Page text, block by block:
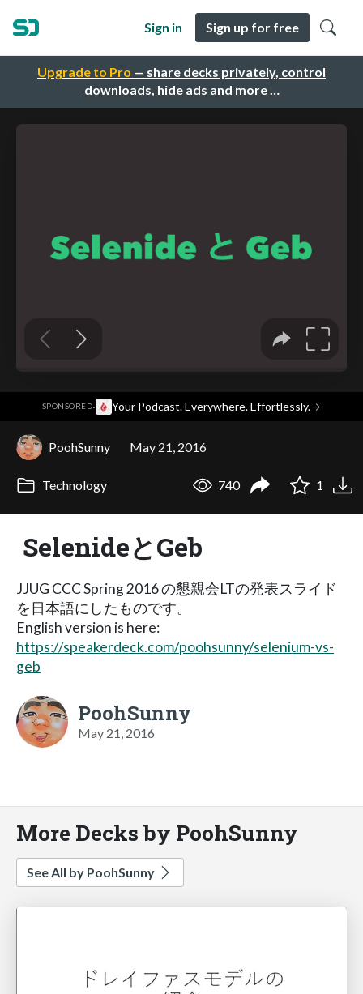
Upgrade to Pro — share decks privately, control
downloads, hide ads and more …
Sign in Sign up for free
SPONSORED· Your Podcast. Everywhere. Effortlessly.→
PoohSunny May 21, 2016
Technology 740 1
SelenideとGeb
JJUG CCC Spring 2016 の懇親会LTの発表スライド
を日本語にしたものです。
English version is here:
https://speakerdeck.com/poohsunny/selenium-vs-
geb
PoohSunny
May 21, 2016
More Decks by PoohSunny
See All by PoohSunny